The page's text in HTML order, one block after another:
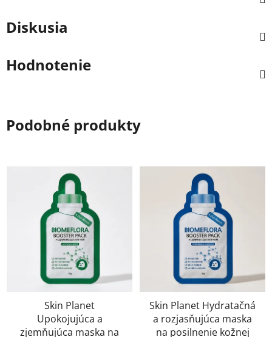
Diskusia
Hodnotenie
Podobné produkty
Skin Planet
Upokojujúca a
zjemňujúca maska na
Skin Planet Hydratačná
a rozjasňujúca maska
na posilnenie kožnej